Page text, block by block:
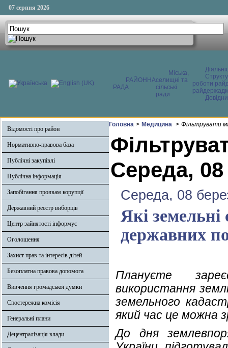
07 серпня 2026
РАЙОННА
РАДА
Міська,
селищні та
сільські
ради
роботи
Відомості про район
Нормативно-правова база
Публічні закупівлі
Публічна інформація
Запобігання проявам корупції
Державний реєстр виборців
Центр зайнятості інформує
Оголошення
Захист прав та інтересів дітей
Безоплатна правова допомога
Вивчення громадської думки
Спостережна комісія
Генеральні плани
Децентралізація влади
Головна > Медицина > Фільтрувати
Середа,
Середа, 08
Які земельні
державних
Плануєте
використання
земельного
який час це можна
До дня